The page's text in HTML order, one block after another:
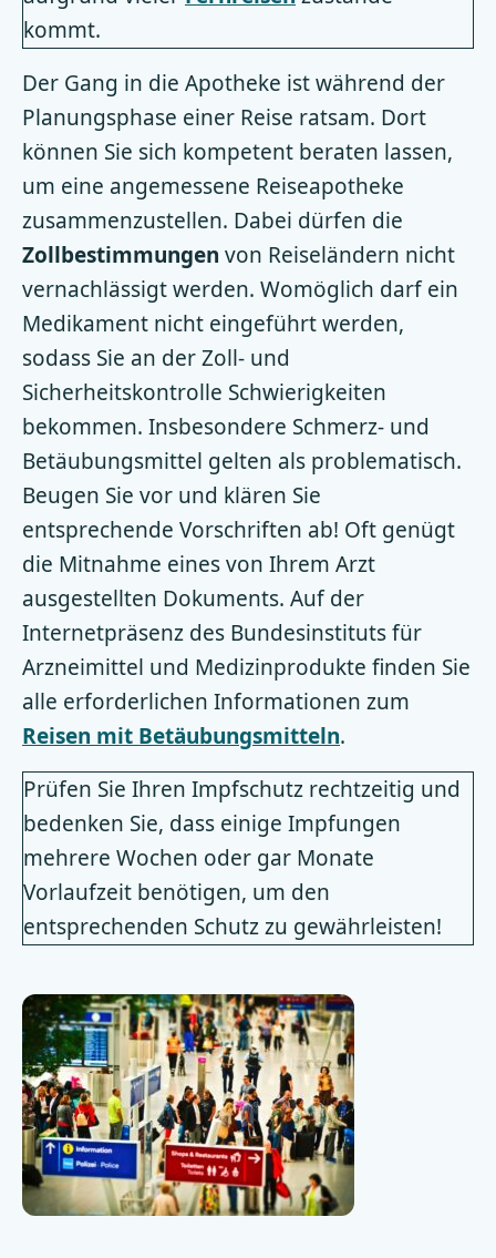
kommt.
Der Gang in die Apotheke ist während der
Planungsphase einer Reise ratsam. Dort
können Sie sich kompetent beraten lassen,
um eine angemessene Reiseapotheke
zusammenzustellen. Dabei dürfen die
Zollbestimmungen von Reiseländern nicht
vernachlässigt werden. Womöglich darf ein
Medikament nicht eingeführt werden,
sodass Sie an der Zoll- und
Sicherheitskontrolle Schwierigkeiten
bekommen. Insbesondere Schmerz- und
Betäubungsmittel gelten als problematisch.
Beugen Sie vor und klären Sie
entsprechende Vorschriften ab! Oft genügt
die Mitnahme eines von Ihrem Arzt
ausgestellten Dokuments. Auf der
Internetpräsenz des Bundesinstituts für
Arzneimittel und Medizinprodukte finden Sie
alle erforderlichen Informationen zum
Reisen mit Betäubungsmitteln.
Prüfen Sie Ihren Impfschutz rechtzeitig und
bedenken Sie, dass einige Impfungen
mehrere Wochen oder gar Monate
Vorlaufzeit benötigen, um den
entsprechenden Schutz zu gewährleisten!